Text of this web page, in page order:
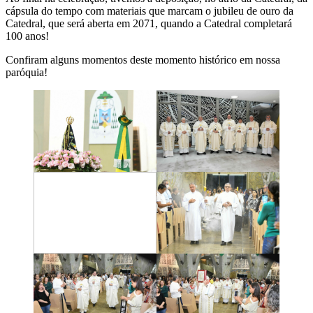
cápsula do tempo com materiais que marcam o jubileu de ouro da
Catedral, que será aberta em 2071, quando a Catedral completará
100 anos!
Confiram alguns momentos deste momento histórico em nossa
paróquia!